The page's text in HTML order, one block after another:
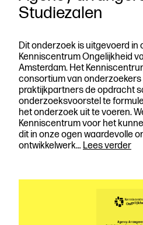
Studiezalen
Dit onderzoek is uitgevoerd in
Kenniscentrum Ongelijkheid
Amsterdam. Het
consortium van onderzoekers
praktijkpartners de opdracht
onderzoeksvoorstel te
het onderzoek uit te voeren.
Kenniscentrum voor het
dit in onze ogen waardevolle
ontwikkelwerk… Lees verder